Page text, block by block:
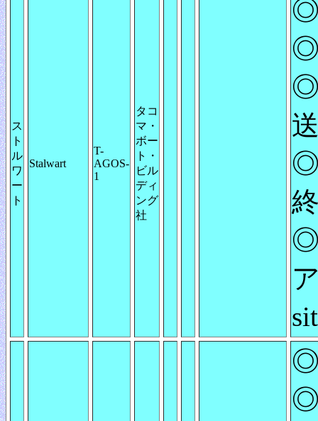
ス
ト
ル
ワ
ー
ト
Stalwart
T-
AGOS-
1
タコ
マ・
ボー
ト・
ビル
ディ
ング
社
◎